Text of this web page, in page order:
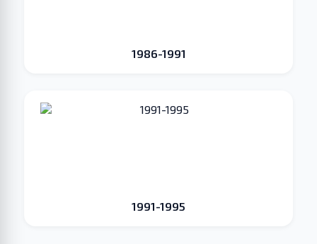
1986-1991
1991-1995